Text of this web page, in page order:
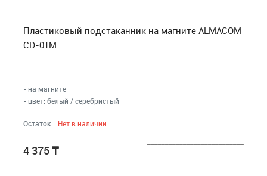
Сушилки для рук
Обогреватели
Пластиковый подстаканник на магните ALMACOM
CD-01M
- на магните
- цвет: белый / серебристый
Остаток: Нет в наличии
4 375 ₸